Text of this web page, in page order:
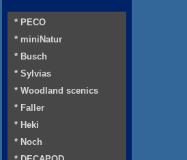
* PECO
* miniNatur
* Busch
* Sylvias
* Woodland scenics
* Faller
* Heki
* Noch